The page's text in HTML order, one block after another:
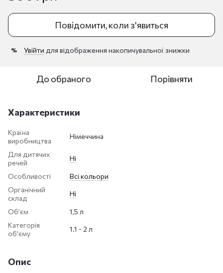
Повідомити, коли з'явиться
% Увійти для відображення накопичувальної знижки
До обраного Порівняти
Характеристики
Країна
виробництва
Німеччина
Для дитячих
речей
Ні
Особливості
Всі кольори
Органічний
склад
Ні
Обʼєм
1,5 л
Категорія
об'єму
1.1 - 2 л
Опис